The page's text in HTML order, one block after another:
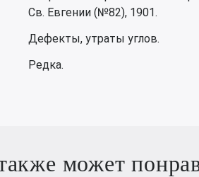
Св. Евгении (№82), 1901.
Дефекты, утраты углов.
Редка.
может